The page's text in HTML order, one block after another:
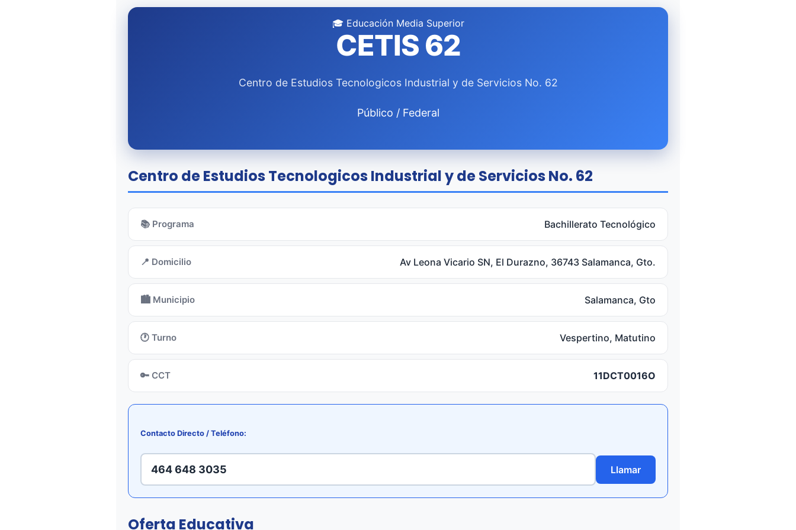
🎓 Educación Media Superior
CETIS 62
Centro de Estudios Tecnologicos Industrial y de Servicios No. 62
Público / Federal
Centro de Estudios Tecnologicos Industrial y de Servicios No. 62
📚 Programa Bachillerato Tecnológico
📍 Domicilio Av Leona Vicario SN, El Durazno, 36743 Salamanca, Gto.
🏙️ Municipio Salamanca, Gto
🕐 Turno Vespertino, Matutino
🔑 CCT 11DCT0016O
Contacto Directo / Teléfono:
464 648 3035 Llamar
Oferta Educativa